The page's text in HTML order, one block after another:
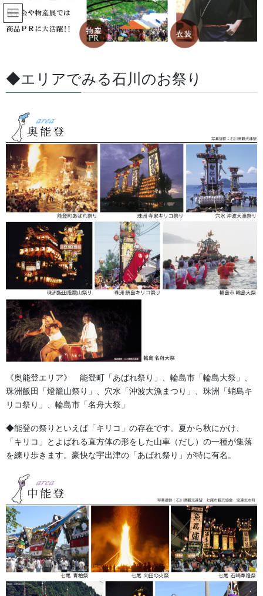
コ
ン
テ
移
動
ナ
ビ
ゲ
ン
に
すべての記事
すべての記事 お祭用品・品目
提灯 祭
2025/07/22 / 最終更新日 :
提灯 祭
行燈にターポリンの素材を採用し
ました。とても耐久性がありま
す。長い目でみれば経済的です。
◆エリアでみる石川のお祭り
《奥能登エリア》 能登町「あばれ祭り」、輪島市「輪島大祭」、
珠洲飯田「燈籠山祭り」、穴水「沖波大漁まつり」、珠洲「蛸島キ
リコ祭り」、輪島市「名舟大祭」
◆能登の祭りといえば「キリコ」の存在です。夏から秋にかけ、
「キリコ」とよばれる直方体の形をした山車（だし）の一種が集落
を練り歩きます。豪快な宇出津の「あばれ祭り」が特に有名。